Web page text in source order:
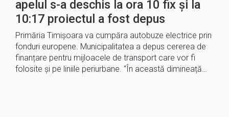
apelul s-a deschis la ora 10 fix și la
10:17 proiectul a fost depus
Primăria Timișoara va cumpăra autobuze electrice prin
fonduri europene. Municipalitatea a depus cererea de
finanțare pentru mijloacele de transport care vor fi
folosite și pe liniile periurbane. “În această dimineață…